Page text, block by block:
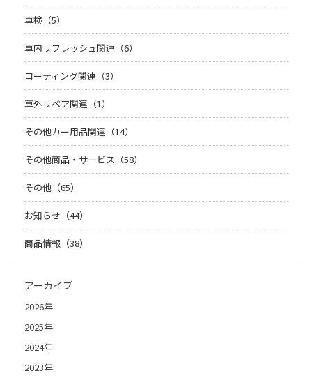
車検（5）
車内リフレッシュ関連（6）
コーティング関連（3）
車外リペア関連（1）
その他カー用品関連（14）
その他商品・サービス（58）
その他（65）
お知らせ（44）
商品情報（38）
アーカイブ
2026年
2025年
2024年
2023年